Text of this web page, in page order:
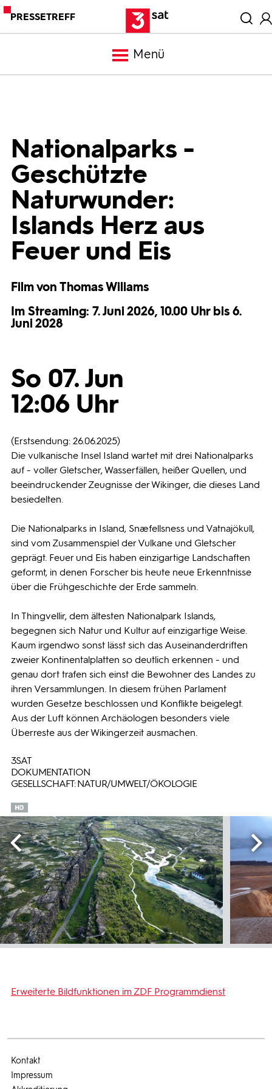
PRESSETREFF
Menü
Mediathek
Bilder
Programmwochen
Nationalparks -
Geschützte
Naturwunder:
Islands Herz aus
Feuer und Eis
Film von Thomas Wiliams
Im Streaming: 7. Juni 2026, 10.00 Uhr bis 6.
Juni 2028
So 07. Jun
12:06 Uhr
(Erstsendung: 26.06.2025)
Die vulkanische Insel Island wartet mit drei Nationalparks
auf - voller Gletscher, Wasserfällen, heißer Quellen, und
beeindruckender Zeugnisse der Wikinger, die dieses Land
besiedelten.
Die Nationalparks in Island, Snæfellsness und Vatnajökull,
sind vom Zusammenspiel der Vulkane und Gletscher
geprägt. Feuer und Eis haben einzigartige Landschaften
geformt, in denen Forscher bis heute neue Erkenntnisse
über die Frühgeschichte der Erde sammeln.
In Thingvellir, dem ältesten Nationalpark Islands,
begegnen sich Natur und Kultur auf einzigartige Weise.
Kaum irgendwo sonst lässt sich das Auseinanderdriften
zweier Kontinentalplatten so deutlich erkennen - und
genau dort trafen sich einst die Bewohner des Landes zu
ihren Versammlungen. In diesem frühen Parlament
wurden Gesetze beschlossen und Konflikte beigelegt.
Aus der Luft können Archäologen besonders viele
Überreste aus der Wikingerzeit ausmachen.
3SAT
DOKUMENTATION
GESELLSCHAFT: NATUR/UMWELT/ÖKOLOGIE
Erweiterte Bildfunktionen im ZDF Programmdienst
Kontakt
Impressum